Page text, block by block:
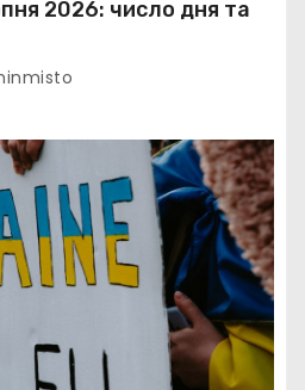
2026: число дня та